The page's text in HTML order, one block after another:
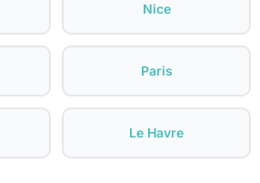
Nice
Paris
Le Havre